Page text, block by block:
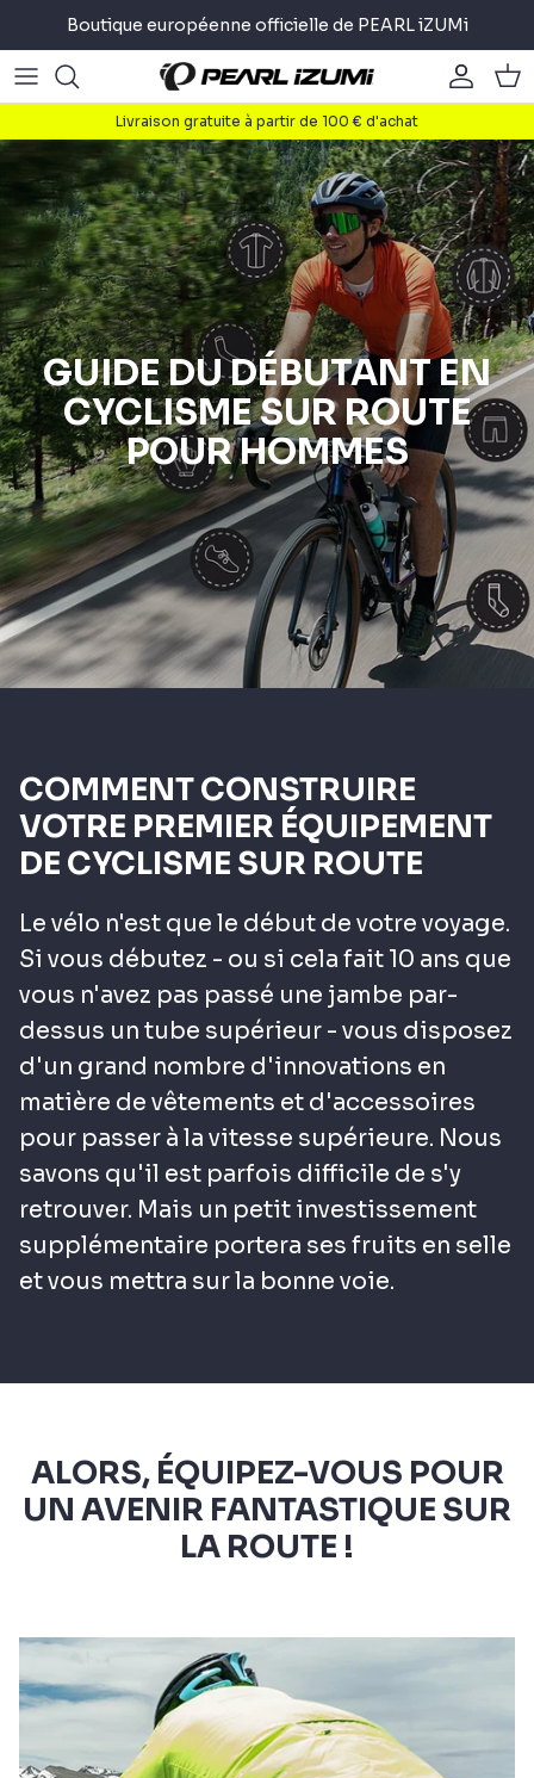
contenu
Boutique européenne officielle de PEARL iZUMi
Route
Gravier
Montagne
Trajets Quotidiens
Accessoires
Route
Gravier
Montagne
Trajets Quotidiens
Accessoires
About
Le cyclisme
La course à pied
Triathlon
Livraison gratuite à partir de 100 € d'achat
GUIDE DU DÉBUTANT EN
CYCLISME SUR ROUTE
POUR HOMMES
COMMENT CONSTRUIRE
VOTRE PREMIER ÉQUIPEMENT
DE CYCLISME SUR ROUTE
Le vélo n'est que le début de votre voyage.
Si vous débutez - ou si cela fait 10 ans que
vous n'avez pas passé une jambe par-
dessus un tube supérieur - vous disposez
d'un grand nombre d'innovations en
matière de vêtements et d'accessoires
pour passer à la vitesse supérieure. Nous
savons qu'il est parfois difficile de s'y
retrouver. Mais un petit investissement
supplémentaire portera ses fruits en selle
et vous mettra sur la bonne voie.
ALORS, ÉQUIPEZ-VOUS POUR
UN AVENIR FANTASTIQUE SUR
LA ROUTE !